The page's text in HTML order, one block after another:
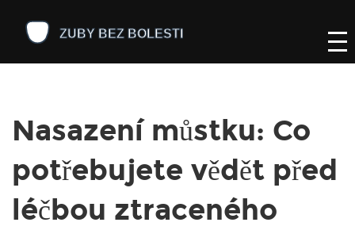
Nasazení můstku: Co
potřebujete vědět před
léčbou ztraceného